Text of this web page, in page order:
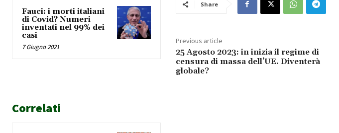
Fauci: i morti italiani
di Covid? Numeri
inventati nel 99% dei
casi
7 Giugno 2021
Share
Previous article
25 Agosto 2023: in inizia il regime di
censura di massa dell’UE. Diventerà
globale?
Correlati